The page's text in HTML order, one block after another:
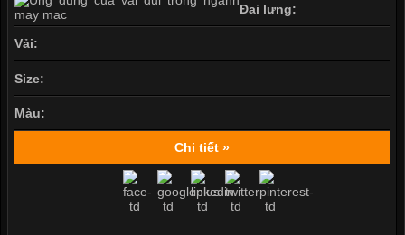
Đai lưng:
Vải:
Size:
Màu:
Chi tiết »